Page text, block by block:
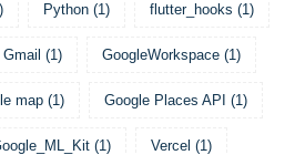
) Python (1) flutter_hooks (1)
Gmail (1) GoogleWorkspace (1)
map (1) Google Places API (1)
(1) Vercel (1)